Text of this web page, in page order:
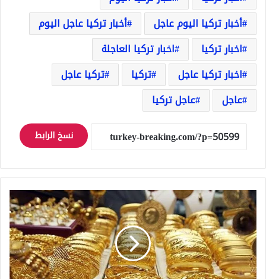
أخبار تركيا اليوم عاجل
أخبار تركيا عاجل اليوم
اخبار تركيا
اخبار تركيا العاجلة
اخبار تركيا عاجل
تركيا
تركيا عاجل
عاجل
عاجل تركيا
نسخ الرابط
انخفاض
سعر
غرام
الذهب
في
تركيا
من